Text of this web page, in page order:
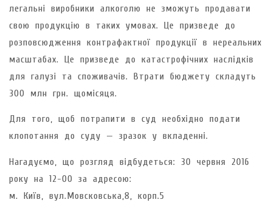
легальні виробники алкоголю не зможуть продавати
свою продукцію в таких умовах. Це призведе до
розповсюдження контрафактної продукції в нереальних
масштабах. Це призведе до катастрофічних наслідків
для галузі та споживачів. Втрати бюджету складуть
300 млн грн. щомісяця.
Для того, щоб потрапити в суд необхідно подати
клопотання до суду — зразок у вкладенні.
Нагадуємо, що розгляд відбудеться: 30 червня 2016
року на 12-00 за адресою:
м. Київ, вул.Мовсковська,8, корп.5